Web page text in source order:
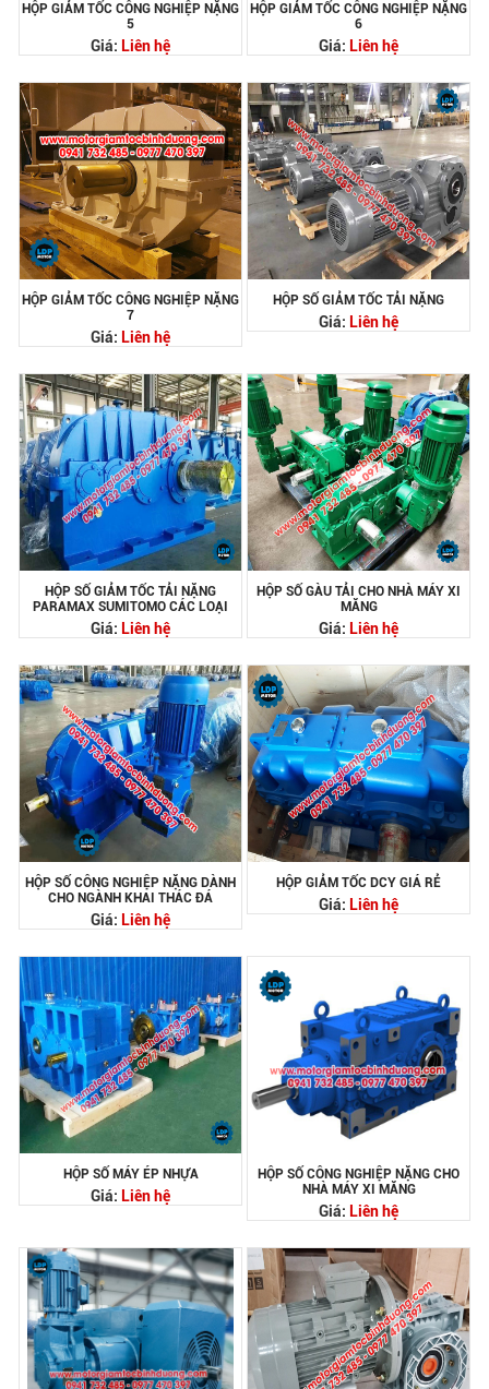
HỘP GIẢM TỐC CÔNG NGHIỆP NẶNG
5
Giá: Liên hệ
HỘP GIẢM TỐC CÔNG NGHIỆP NẶNG
6
Giá: Liên hệ
HỘP GIẢM TỐC CÔNG NGHIỆP NẶNG
7
Giá: Liên hệ
HỘP SỐ GIẢM TỐC TẢI NẶNG
Giá: Liên hệ
HỘP SỐ GIẢM TỐC TẢI NẶNG
PARAMAX SUMITOMO CÁC LOẠI
Giá: Liên hệ
HỘP SỐ GÀU TẢI CHO NHÀ MÁY XI
MĂNG
Giá: Liên hệ
HỘP SỐ CÔNG NGHIỆP NẶNG DÀNH
CHO NGÀNH KHAI THÁC ĐÁ
Giá: Liên hệ
HỘP GIẢM TỐC DCY GIÁ RẺ
Giá: Liên hệ
HỘP SỐ MÁY ÉP NHỰA
Giá: Liên hệ
HỘP SỐ CÔNG NGHIỆP NẶNG CHO
NHÀ MÁY XI MĂNG
Giá: Liên hệ